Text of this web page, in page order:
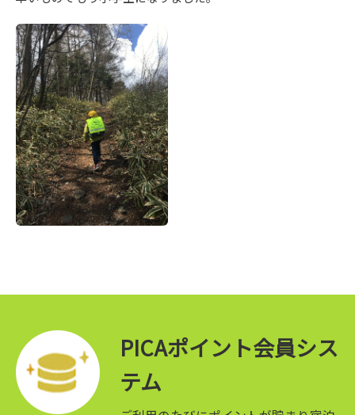
PICAポイント会員シス
テム